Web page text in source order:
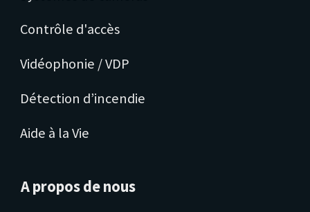
Contrôle d'accès
Vidéophonie / VDP
Détection d’incendie
Aide à la Vie
A propos de nous